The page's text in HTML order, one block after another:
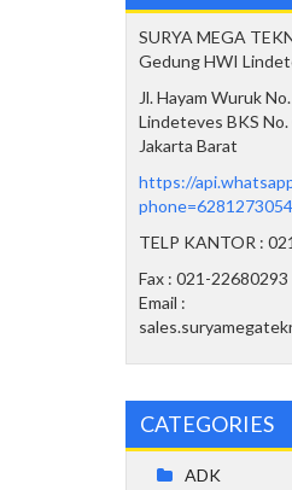
SURYA MEGA
Gedung HWI
Jl. Hayam Wuruk
Lindeteves BKS
Jakarta Barat
https://
TELP KANTOR :
Fax : 021-22680293
Email :
CATEGORIES
ADK